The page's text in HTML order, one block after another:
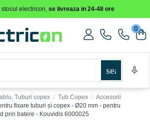
electricon, se livreaza in 24-48 ore
0
search
Tuburi copex Tub Copex
Accesorii
fixare tuburi și copex - Ø20 mm - pentru
prin batere - Kouvidis 6000025